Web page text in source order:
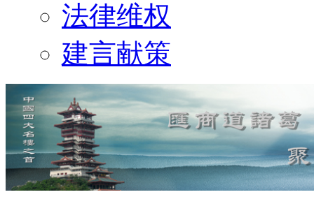
法律维权
建言献策